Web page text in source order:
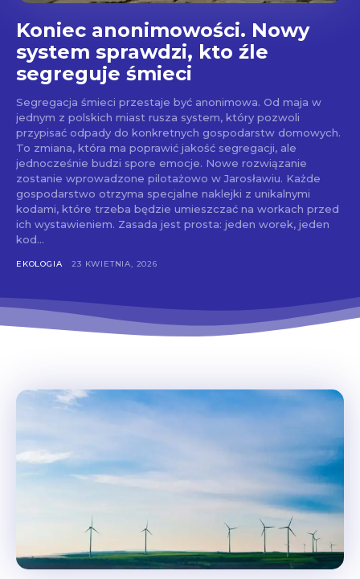
Koniec anonimowości. Nowy
system sprawdzi, kto źle
segreguje śmieci
Segregacja śmieci przestaje być anonimowa. Od maja w
jednym z polskich miast rusza system, który pozwoli
przypisać odpady do konkretnych gospodarstw domowych.
To zmiana, która ma poprawić jakość segregacji, ale
jednocześnie budzi spore emocje. Nowe rozwiązanie
zostanie wprowadzone pilotażowo w Jarosławiu. Każde
gospodarstwo otrzyma specjalne naklejki z unikalnymi
kodami, które trzeba będzie umieszczać na workach przed
ich wystawieniem. Zasada jest prosta: jeden worek, jeden
kod...
EKOLOGIA 23 KWIETNIA, 2026